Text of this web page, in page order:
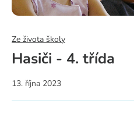
Ze života školy
Hasiči - 4. třída
13. října 2023